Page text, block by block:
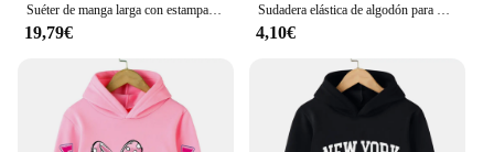
Suéter de manga larga con estampado de amor de Barbie para niños y niñas, sudadera Kawaii con capucha, ropa para bebés, primavera y otoño
19,79€
Sudadera elástica de algodón para niños y niñas, suéter de manga larga, ropa para bebés
4,10€